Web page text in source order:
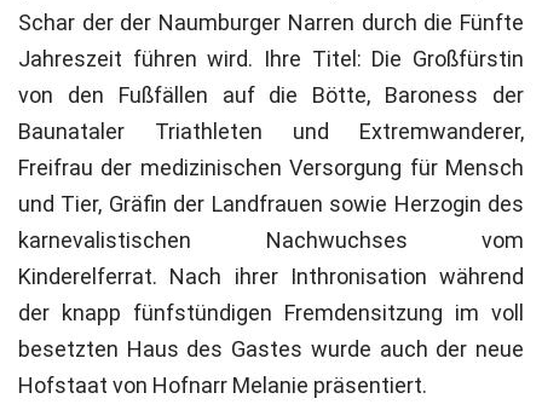
Schar der der Naumburger Narren durch die Fünfte
Jahreszeit führen wird. Ihre Titel: Die Großfürstin
von den Fußfällen auf die Bötte, Baroness der
Baunataler Triathleten und Extremwanderer,
Freifrau der medizinischen Versorgung für Mensch
und Tier, Gräfin der Landfrauen sowie Herzogin des
karnevalistischen Nachwuchses vom
Kinderelferrat. Nach ihrer Inthronisation während
der knapp fünfstündigen Fremdensitzung im voll
besetzten Haus des Gastes wurde auch der neue
Hofstaat von Hofnarr Melanie präsentiert.